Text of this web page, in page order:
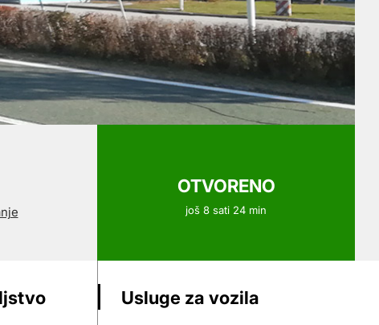
OTVORENO
još 8 sati 24 min
Usluge za vozila